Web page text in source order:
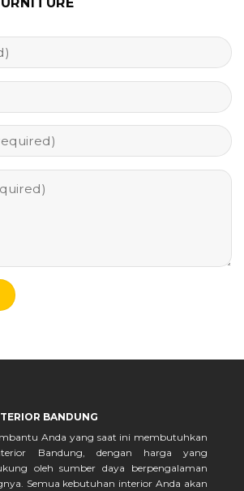
BANDUNG
Anda yang saat ini membutuhkan
Bandung, dengan harga yang
oleh sumber daya berpengalaman
Semua kebutuhan interior Anda akan